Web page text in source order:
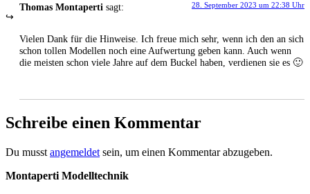
Thomas Montaperti sagt: 28. September 2023 um 22:38 Uhr
Vielen Dank für die Hinweise. Ich freue mich sehr, wenn ich den an sich
schon tollen Modellen noch eine Aufwertung geben kann. Auch wenn
die meisten schon viele Jahre auf dem Buckel haben, verdienen sie es 🙂
Schreibe einen Kommentar
Du musst angemeldet sein, um einen Kommentar abzugeben.
Montaperti Modelltechnik